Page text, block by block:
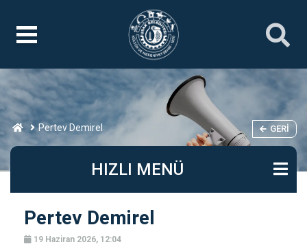
Pertev Demirel GERI
HIZLI MENÜ
Pertev Demirel
19 Haziran 2026, 12:04